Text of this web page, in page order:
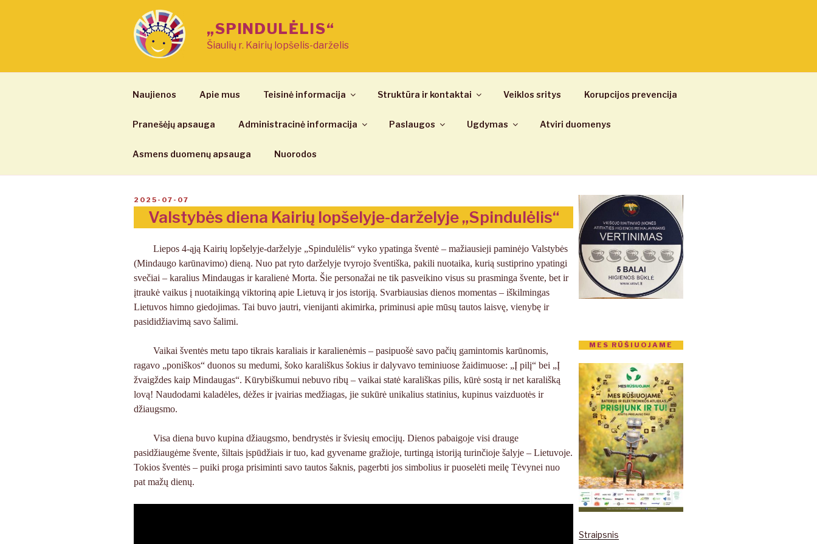
„SPINDULĖLIS“
Šiaulių r. Kairių lopšelis-darželis
Naujienos Apie mus Teisinė informacija Struktūra ir kontaktai Veiklos sritys Korupcijos prevencija
Pranešėjų apsauga Administracinė informacija Paslaugos Ugdymas Atviri duomenys
Asmens duomenų apsauga Nuorodos
PASKELBTA
2025-07-07
Valstybės diena Kairių lopšelyje-darželyje „Spindulėlis“
Liepos 4-ąją Kairių lopšelyje-darželyje „Spindulėlis“ vyko ypatinga šventė – mažiausieji paminėjo Valstybės
(Mindaugo karūnavimo) dieną. Nuo pat ryto darželyje tvyrojo šventiška, pakili nuotaika, kurią sustiprino ypatingi
svečiai – karalius Mindaugas ir karalienė Morta. Šie personažai ne tik pasveikino visus su prasminga švente, bet ir
įtraukė vaikus į nuotaikingą viktoriną apie Lietuvą ir jos istoriją. Svarbiausias dienos momentas – iškilmingas
Lietuvos himno giedojimas. Tai buvo jautri, vienijanti akimirka, priminusi apie mūsų tautos laisvę, vienybę ir
pasididžiavimą savo šalimi.
Vaikai šventės metu tapo tikrais karaliais ir karalienėmis – pasipuošė savo pačių gamintomis karūnomis,
ragavo „poniškos“ duonos su medumi, šoko karališkus šokius ir dalyvavo teminiuose žaidimuose: „Į pilį“ bei „Į
žvaigždes kaip Mindaugas“. Kūrybiškumui nebuvo ribų – vaikai statė karališkas pilis, kūrė sostą ir net karališką
lovą! Naudodami kaladėles, dėžes ir įvairias medžiagas, jie sukūrė unikalius statinius, kupinus vaizduotės ir
džiaugsmo.
Visa diena buvo kupina džiaugsmo, bendrystės ir šviesių emocijų. Dienos pabaigoje visi drauge
pasidžiaugėme švente, šiltais įspūdžiais ir tuo, kad gyvename gražioje, turtingą istoriją turinčioje šalyje – Lietuvoje.
Tokios šventės – puiki proga prisiminti savo tautos šaknis, pagerbti jos simbolius ir puoselėti meilę Tėvynei nuo
pat mažų dienų.
MES RŪŠIUOJAME
Straipsnis